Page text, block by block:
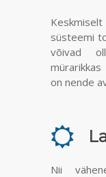
süsteemi
võivad
mürarikkas
on nende
Nii